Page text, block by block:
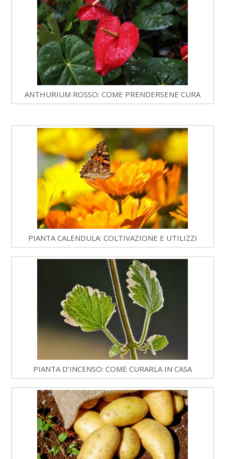
ANTHURIUM ROSSO: COME PRENDERSENE CURA
PIANTA CALENDULA: COLTIVAZIONE E UTILIZZI
PIANTA D’INCENSO: COME CURARLA IN CASA